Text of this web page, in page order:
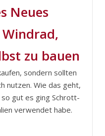
Neues
zu bauen
sondern sollten
nutzen. Wie das geht,
gut es ging Schrott-
verwendet habe.